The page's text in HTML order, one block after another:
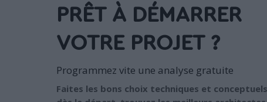
PRÊT À DÉMARRER
VOTRE PROJET ?
Programmez vite une analyse gratuite
Faites les bons choix techniques et